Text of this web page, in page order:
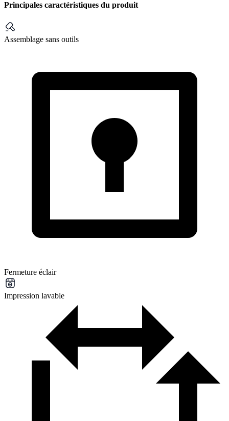
Principales caractéristiques du produit
Assemblage sans outils
Fermeture éclair
Impression lavable